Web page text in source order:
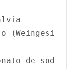
(Weingesi
de sod